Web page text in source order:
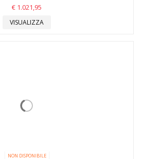
€ 1.021,95
VISUALIZZA
NON DISPONIBILE